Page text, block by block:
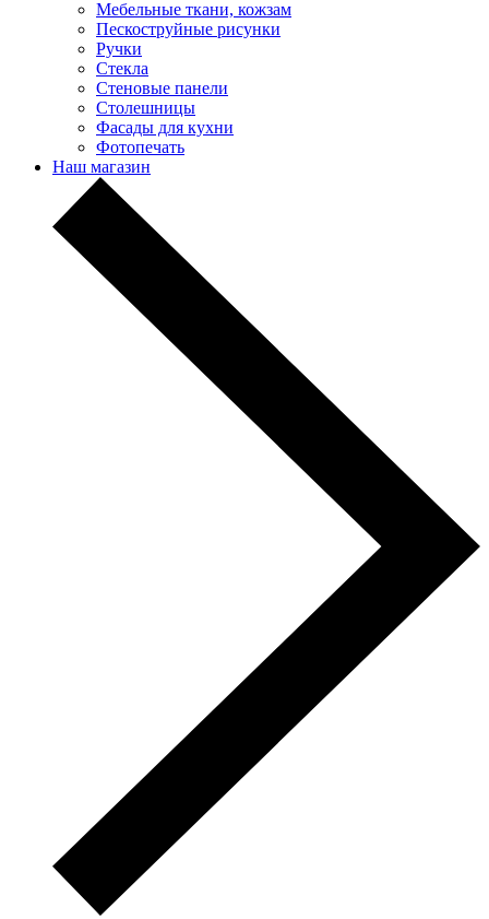
Мебельные ткани, кожзам
Пескоструйные рисунки
Ручки
Стекла
Стеновые панели
Столешницы
Фасады для кухни
Фотопечать
Наш магазин